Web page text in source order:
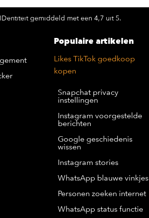
gemiddeld met een 4,7 uit 5.
Populaire artikelen
Likes TikTok goedkoop
kopen
Snapchat privacy
instellingen
Instagram voorgestelde
berichten
Google geschiedenis
wissen
Instagram stories
WhatsApp blauwe vinkjes
Personen zoeken internet
WhatsApp status functie